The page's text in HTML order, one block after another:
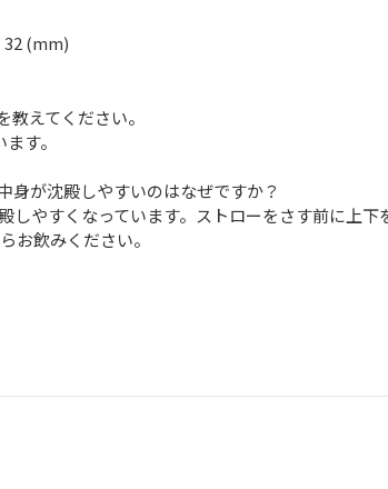
(mm)
えてください。
す。
身が沈殿しやすいのはなぜですか？
やすくなっています。ストローをさす前に上下
お飲みください。